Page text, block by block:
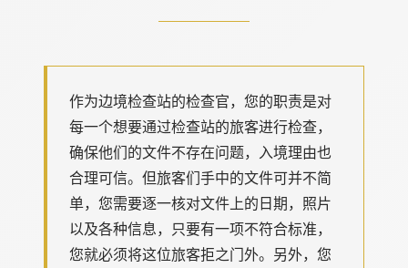
作为边境检查站的检查官，您的职责是对
每一个想要通过检查站的旅客进行检查，
确保他们的文件不存在问题，入境理由也
合理可信。但旅客们手中的文件可并不简
单，您需要逐一核对文件上的日期，照片
以及各种信息，只要有一项不符合标准，
您就必须将这位旅客拒之门外。另外，您